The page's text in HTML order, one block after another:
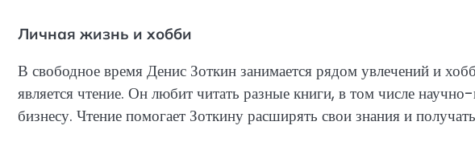
Личная жизнь и хобби
В свободное время Денис Зоткин занимается рядом увлечений и
является чтение. Он любит читать разные книги, в том числе
бизнесу. Чтение помогает Зоткину расширять свои знания и